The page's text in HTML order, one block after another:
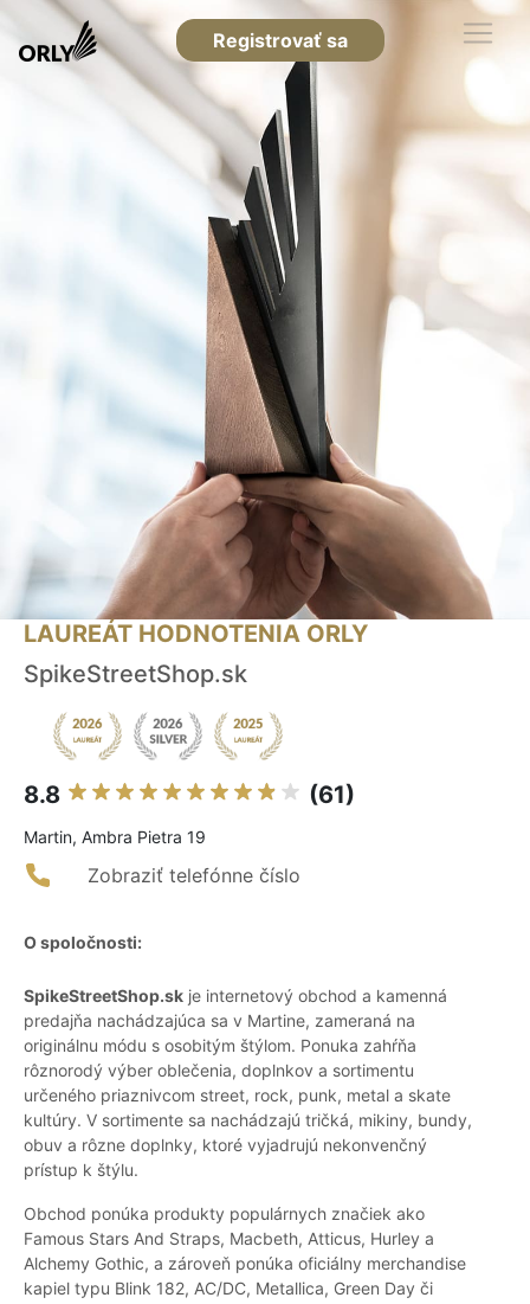
Registrovať sa
LAUREÁT HODNOTENIA ORLY
SpikeStreetShop.sk
8.8 (61)
Martin, Ambra Pietra 19
Zobraziť telefónne číslo
O spoločnosti:
SpikeStreetShop.sk je internetový obchod a kamenná
predajňa nachádzajúca sa v Martine, zameraná na
originálnu módu s osobitým štýlom. Ponuka zahŕňa
rôznorodý výber oblečenia, doplnkov a sortimentu
určeného priaznivcom street, rock, punk, metal a skate
kultúry. V sortimente sa nachádzajú tričká, mikiny, bundy,
obuv a rôzne doplnky, ktoré vyjadrujú nekonvenčný
prístup k štýlu.
Obchod ponúka produkty populárnych značiek ako
Famous Stars And Straps, Macbeth, Atticus, Hurley a
Alchemy Gothic, a zároveň ponúka oficiálny merchandise
kapiel typu Blink 182, AC/DC, Metallica, Green Day či